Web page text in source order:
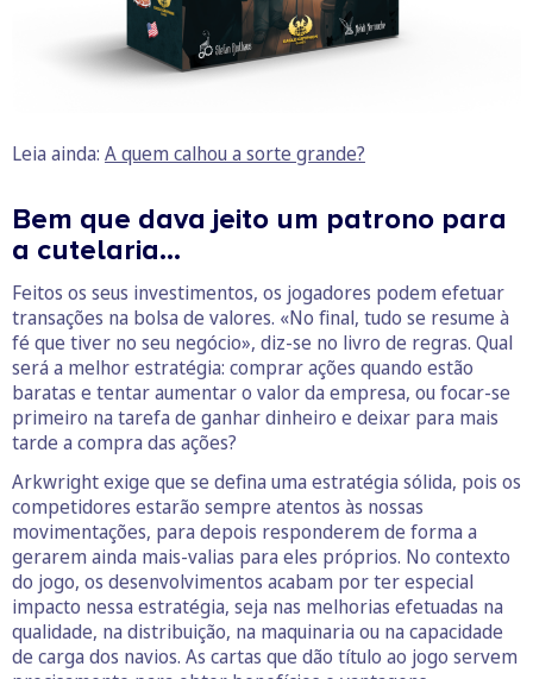
Leia ainda: A quem calhou a sorte grande?
Bem que dava jeito um patrono para
a cutelaria…
Feitos os seus investimentos, os jogadores podem efetuar
transações na bolsa de valores. «No final, tudo se resume à
fé que tiver no seu negócio», diz-se no livro de regras. Qual
será a melhor estratégia: comprar ações quando estão
baratas e tentar aumentar o valor da empresa, ou focar-se
primeiro na tarefa de ganhar dinheiro e deixar para mais
tarde a compra das ações?
Arkwright exige que se defina uma estratégia sólida, pois os
competidores estarão sempre atentos às nossas
movimentações, para depois responderem de forma a
gerarem ainda mais-valias para eles próprios. No contexto
do jogo, os desenvolvimentos acabam por ter especial
impacto nessa estratégia, seja nas melhorias efetuadas na
qualidade, na distribuição, na maquinaria ou na capacidade
de carga dos navios. As cartas que dão título ao jogo servem